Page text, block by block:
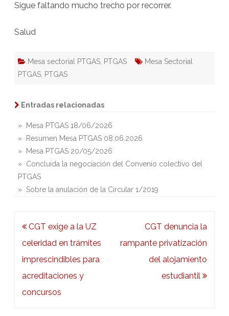
Sigue faltando mucho trecho por recorrer.
Salud
Mesa sectorial PTGAS PTGAS
Mesa Sectorial
PTGAS PTGAS
Entradas relacionadas
» Mesa PTGAS 18/06/2026
» Resumen Mesa PTGAS 08.06.2026
» Mesa PTGAS 20/05/2026
» Concluida la negociación del Convenio colectivo del
PTGAS
» Sobre la anulación de la Circular 1/2019
Navegación
de
entradas
CGT exige a la UZ
celeridad en trámites
imprescindibles para
acreditaciones y
concursos
CGT denuncia la
rampante privatización
del alojamiento
estudiantil